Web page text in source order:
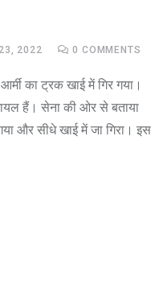
2022 0 COMMENTS
का ट्रक खाई में गिर गया।
हैं। सेना की ओर से बताया
और सीधे खाई में जा गिरा। इस